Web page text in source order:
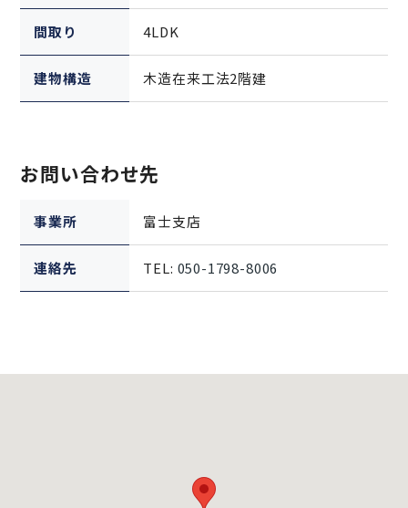
間取り 4LDK
建物構造 木造在来工法2階建
お問い合わせ先
事業所 富士支店
連絡先 TEL: 050-1798-8006